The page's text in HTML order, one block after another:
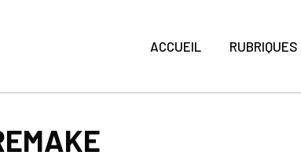
ACCUEIL RUBRIQUES